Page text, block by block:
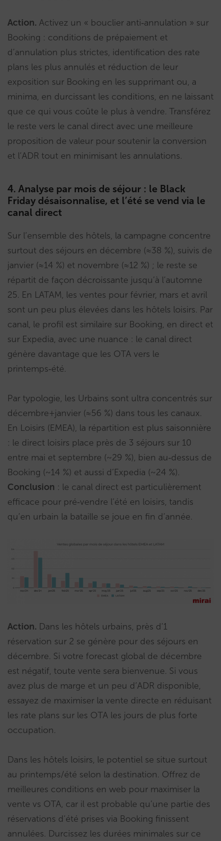
Action. Activez un « bouclier anti‑annulation » sur
Booking : conditions de prépaiement et
d’annulation plus strictes, identification des rate
plans les plus annulés et réduction de leur
exposition sur Booking en les supprimant ou, a
minima, en durcissant les conditions, en ne laissant
que ce qui vous coûte le plus à vendre. Transférez
le reste vers le canal direct avec une meilleure
proposition de valeur pour soutenir la conversion
et l’ADR tout en minimisant les annulations.
4. Analyse par mois de séjour : le Black
Friday désaisonnalise, et l’été se vend via le
canal direct
Sur l’ensemble des hôtels, la campagne concentre
surtout des séjours en décembre (≈38 %), suivis de
janvier (≈14 %) et novembre (≈12 %) ; le reste se
répartit de façon décroissante jusqu’à l’automne
25. En LATAM, les ventes pour février, mars et avril
sont un peu plus élevées dans les hôtels loisirs. Par
canal, le profil est similaire sur Booking, en direct et
sur Expedia, avec une nuance : le canal direct
génère davantage que les OTA vers le
printemps‑été.
Par typologie, les Urbains sont ultra concentrés sur
décembre+janvier (≈56 %) dans tous les canaux.
En Loisirs (EMEA), la répartition est plus saisonnière
: le direct loisirs place près de 3 séjours sur 10
entre mai et septembre (~29 %), bien au‑dessus de
Booking (~14 %) et aussi d’Expedia (~24 %).
Conclusion : le canal direct est particulièrement
efficace pour pré‑vendre l’été en loisirs, tandis
qu’en urbain la bataille se joue en fin d’année.
Action. Dans les hôtels urbains, près d’1
réservation sur 2 se génère pour des séjours en
décembre. Si votre forecast global de décembre
est négatif, toute vente sera bienvenue. Si vous
avez plus de marge et un peu d’ADR disponible,
essayez de maximiser la vente directe en réduisant
les rate plans sur les OTA les jours de plus forte
occupation.
Dans les hôtels loisirs, le potentiel se situe surtout
au printemps/été selon la destination. Offrez de
meilleures conditions en web pour maximiser la
vente vs OTA, car il est probable qu’une partie des
réservations d’été prises via Booking finissent
annulées. Durcissez les durées minimales sur ce